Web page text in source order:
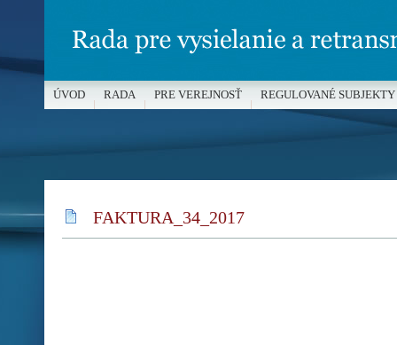
FAKTURA_34_2017
ÚVOD RADA PRE VEREJNOSŤ REGULOVANÉ SUBJEKTY